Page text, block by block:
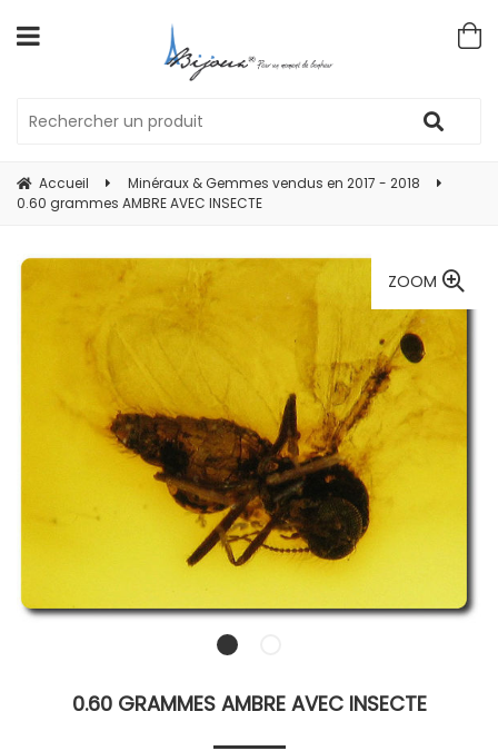
Accueil
Minéraux & Gemmes vendus en 2017 - 2018
0.60 grammes AMBRE AVEC INSECTE
ZOOM
0.60 GRAMMES AMBRE AVEC INSECTE